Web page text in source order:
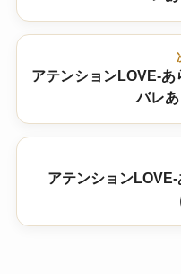
アテンションLOVE-あ
バレあ
アテンション